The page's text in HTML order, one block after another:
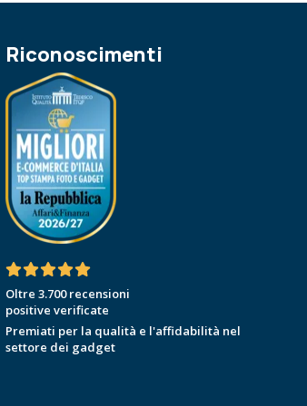
Riconoscimenti
Oltre 3.700 recensioni
positive verificate
Premiati per la qualità e l'affidabilità nel
settore dei gadget